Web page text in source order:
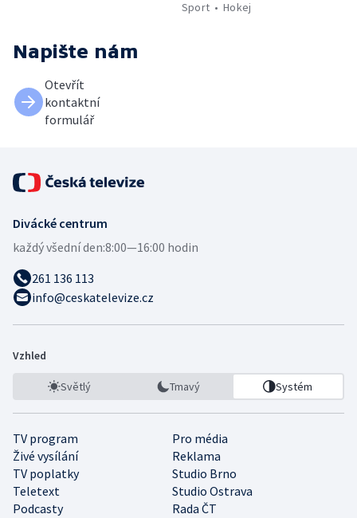
Sport
Hokej
Napište nám
Otevřít
kontaktní
formulář
Divácké centrum
každý všední den:8:00—16:00 hodin
261 136 113
info@ceskatelevize.cz
Vzhled
Světlý Tmavý Systém
TV program
Pro média
Živé vysílání
Reklama
TV poplatky
Studio Brno
Teletext
Studio Ostrava
Podcasty
Rada ČT